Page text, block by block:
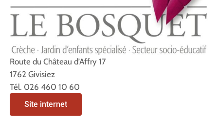
Route du Château d’Affry 17
1762 Givisiez
Tél. 026 460 10 60
Site internet